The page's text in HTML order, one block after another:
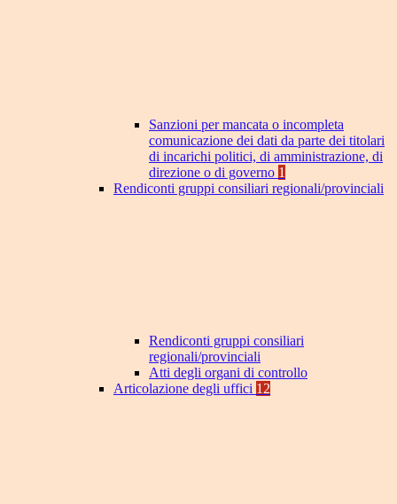
Sanzioni per mancata o incompleta
comunicazione dei dati da parte dei titolari
di incarichi politici, di amministrazione, di
direzione o di governo 1
Rendiconti gruppi consiliari regionali/provinciali
Rendiconti gruppi consiliari
regionali/provinciali
Atti degli organi di controllo
Articolazione degli uffici 12